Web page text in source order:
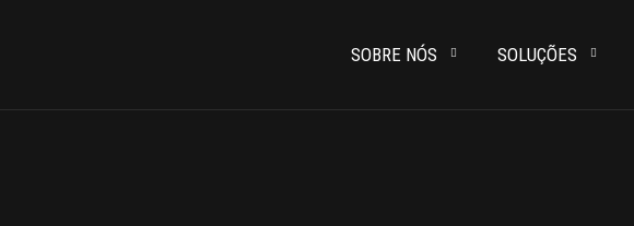
SOBRE NÓS SOLUÇÕES